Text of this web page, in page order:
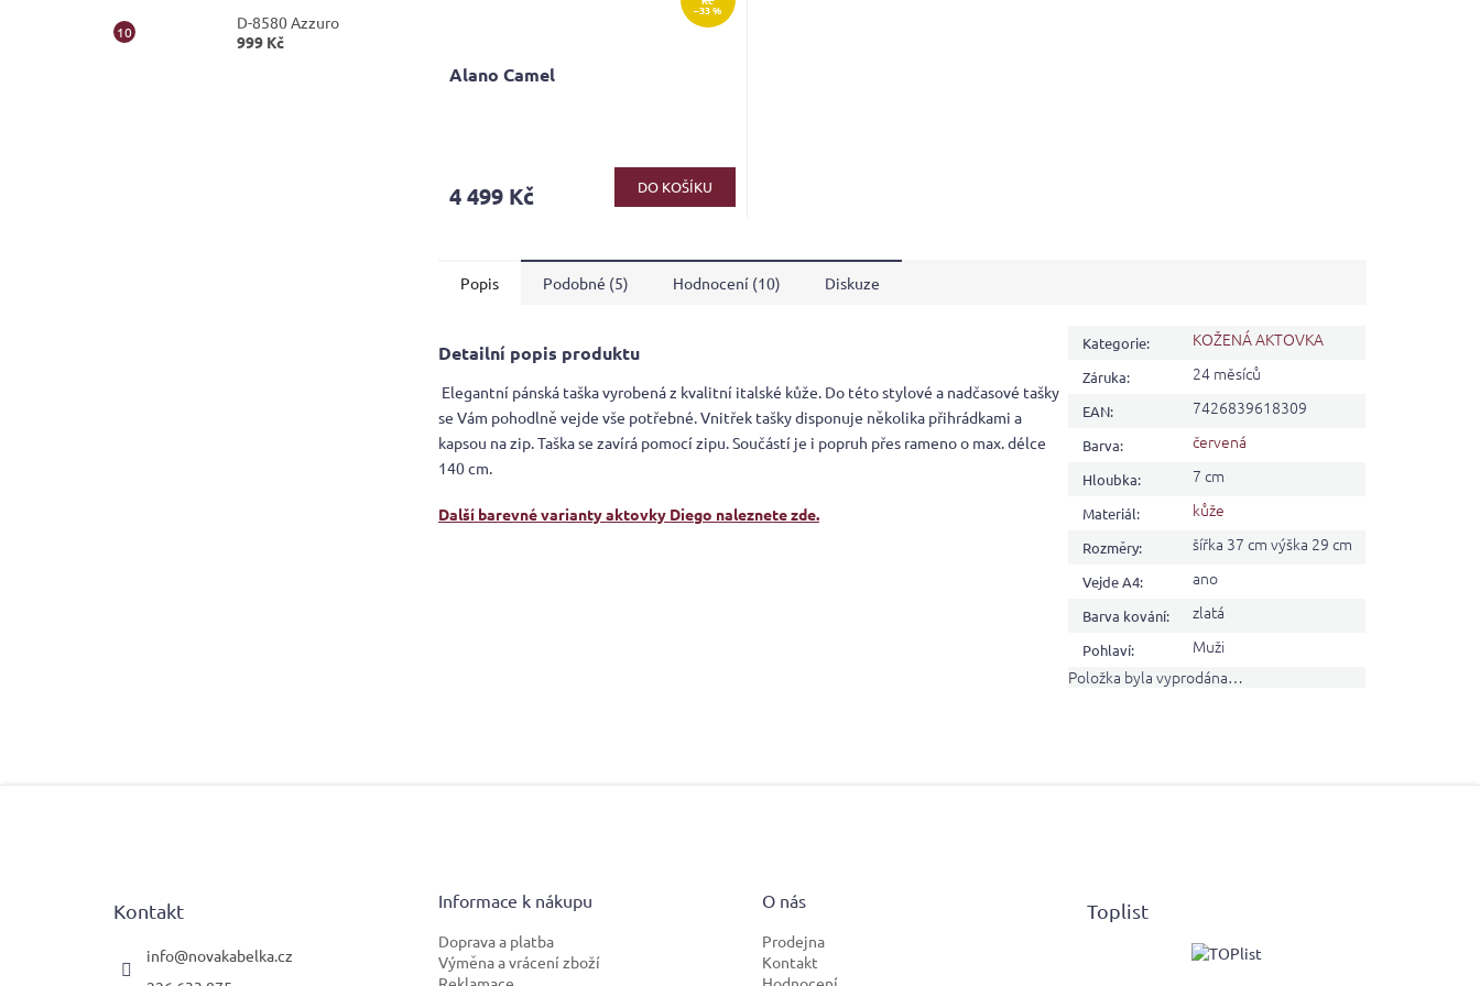
D-8580 Azzuro
999 Kč
–33 %
Alano Camel
je
hvězdiček.
4 499 Kč DO KOŠÍKU
Popis Podobné (5) Hodnocení (10) Diskuze
Detailní popis produktu
Elegantní pánská taška vyrobená z kvalitní italské kůže. Do této stylové a nadčasové tašky
se Vám pohodlně vejde vše potřebné. Vnitřek tašky disponuje několika přihrádkami a
kapsou na zip. Taška se zavírá pomocí zipu. Součástí je i popruh přes rameno o max. délce
140 cm.
Další barevné varianty aktovky Diego naleznete zde.
Kategorie: KOŽENÁ AKTOVKA
Záruka: 24 měsíců
EAN: 7426839618309
Barva: červená
Hloubka: 7 cm
Materiál: kůže
Rozměry: šířka 37 cm výška 29 cm
Vejde A4: ano
Barva kování: zlatá
Pohlaví:
Muži
Položka byla vyprodána…
Kontakt
info@novakabelka.cz
Informace k nákupu
Doprava a platba
Výměna a vrácení zboží
O nás
Prodejna
Kontakt
Toplist